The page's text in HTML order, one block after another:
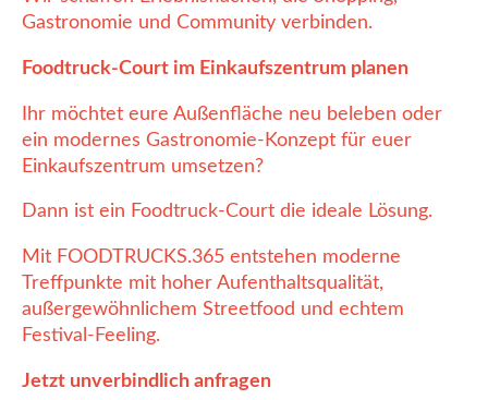
Gastronomie und Community verbinden.
Foodtruck-Court im Einkaufszentrum planen
Ihr möchtet eure Außenfläche neu beleben oder
ein modernes Gastronomie-Konzept für euer
Einkaufszentrum umsetzen?
Dann ist ein Foodtruck-Court die ideale Lösung.
Mit FOODTRUCKS.365 entstehen moderne
Treffpunkte mit hoher Aufenthaltsqualität,
außergewöhnlichem Streetfood und echtem
Festival-Feeling.
Jetzt unverbindlich anfragen